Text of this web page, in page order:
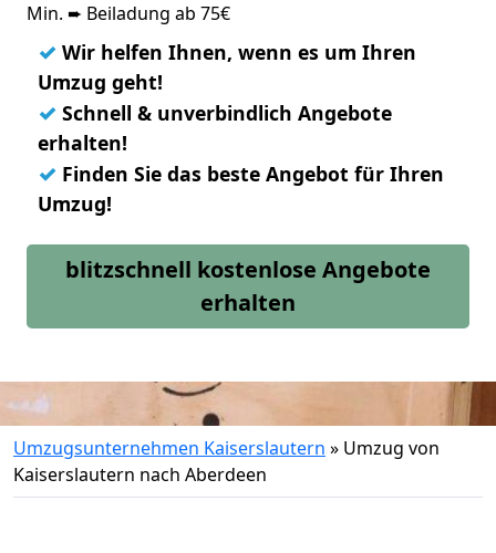
Min. ➨ Beiladung ab 75€
✓ Wir helfen Ihnen, wenn es um Ihren
Umzug geht!
✓ Schnell & unverbindlich Angebote
erhalten!
✓ Finden Sie das beste Angebot für Ihren
Umzug!
blitzschnell kostenlose Angebote
erhalten
Umzugsunternehmen Kaiserslautern » Umzug von
Kaiserslautern nach Aberdeen